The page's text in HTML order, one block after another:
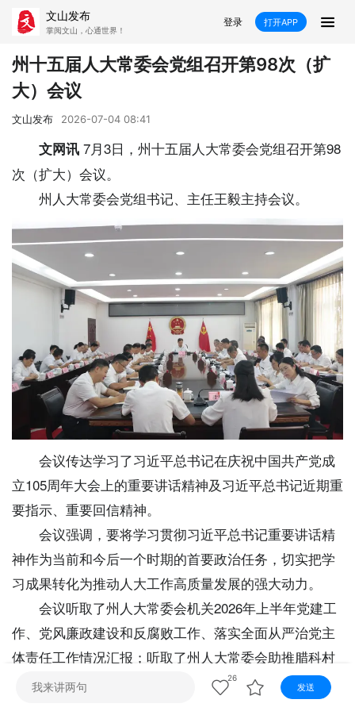
文山发布
掌阅文山，心通世界！
登录 打开APP
新闻
飞卡阅读
康养
民族 商务
县市
文山市 砚山县 西畴县 麻栗坡县
马关县 丘北县 广南县 富宁县
视听
视频快刷 视频点播 阿文工作室 文山新闻
壮语节目 苗语节目 瑶语节目
州十五届人大常委会党组召开第98次（扩
大）会议
文山发布 2026-07-04 08:41
文网讯 7月3日，州十五届人大常委会党组召开第98
次（扩大）会议。
州人大常委会党组书记、主任王毅主持会议。
会议传达学习了习近平总书记在庆祝中国共产党成
立105周年大会上的重要讲话精神及习近平总书记近期重
要指示、重要回信精神。
会议强调，要将学习贯彻习近平总书记重要讲话精
神作为当前和今后一个时期的首要政治任务，切实把学
习成果转化为推动人大工作高质量发展的强大动力。
会议听取了州人大常委会机关2026年上半年党建工
作、党风廉政建设和反腐败工作、落实全面从严治党主
体责任工作情况汇报；听取了州人大常委会助推腊科村
旅居目的地打造提升行动等多项文山州“深、联、帮”人
大在行动工作推进情况汇报；听取了州人大常委会机关
26
发送